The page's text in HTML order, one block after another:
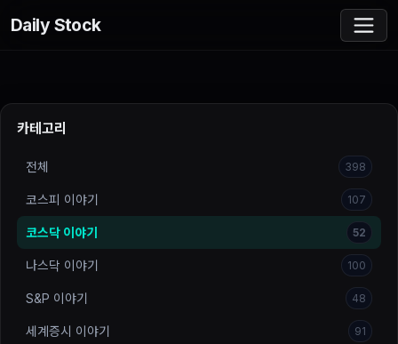
Daily Stock
카테고리
전체 398
코스피 이야기 107
코스닥 이야기 52
나스닥 이야기 100
S&P 이야기 48
세계증시 이야기 91